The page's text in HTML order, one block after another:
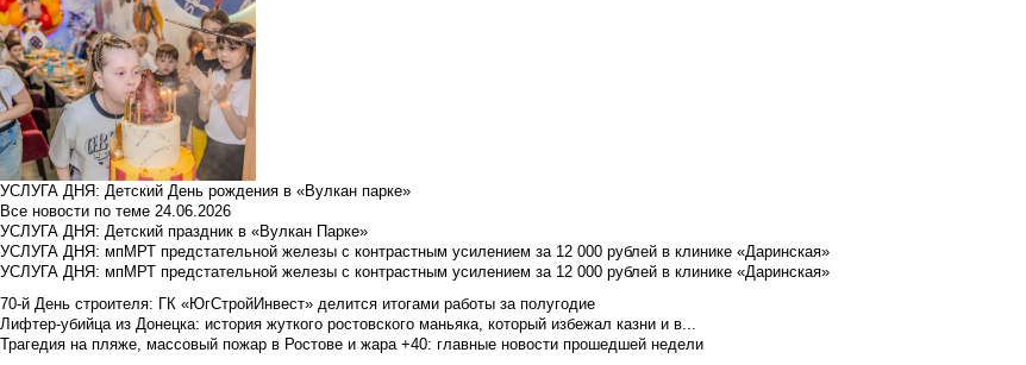
УСЛУГА ДНЯ: Детский День рождения в «Вулкан парке»
Все новости по теме 24.06.2026
УСЛУГА ДНЯ: Детский праздник в «Вулкан Парке»
УСЛУГА ДНЯ: мпМРТ предстательной железы с контрастным усилением за 12 000 рублей в клинике «Даринская»
УСЛУГА ДНЯ: мпМРТ предстательной железы с контрастным усилением за 12 000 рублей в клинике «Даринская»
70-й День строителя: ГК «ЮгСтройИнвест» делится итогами работы за полугодие
Лифтер-убийца из Донецка: история жуткого ростовского маньяка, который избежал казни и в...
Трагедия на пляже, массовый пожар в Ростове и жара +40: главные новости прошедшей недели